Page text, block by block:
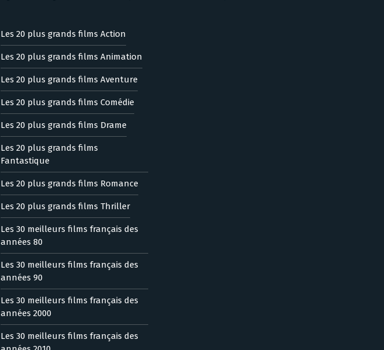
Les 20 plus grands films Action
Les 20 plus grands films Animation
Les 20 plus grands films Aventure
Les 20 plus grands films Comédie
Les 20 plus grands films Drame
Les 20 plus grands films
Fantastique
Les 20 plus grands films Romance
Les 20 plus grands films Thriller
Les 30 meilleurs films français des
années 80
Les 30 meilleurs films français des
années 90
Les 30 meilleurs films français des
années 2000
Les 30 meilleurs films français des